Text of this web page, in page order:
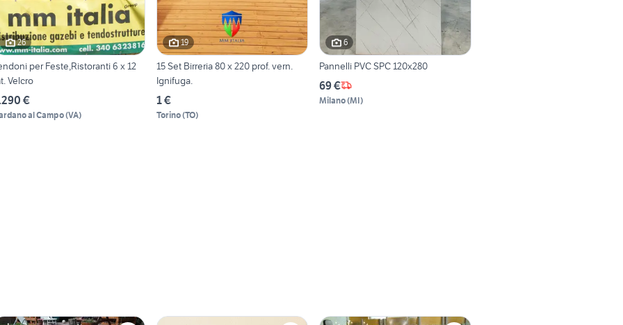
26
per Feste,Ristoranti 6 x 12
Velcro
€
al Campo(VA)
19
15 Set Birreria 80 x 220 prof. vern.
Ignifuga.
1 €
Torino(TO)
6
Pannelli PVC SPC 120x280
69 €
Milano(MI)